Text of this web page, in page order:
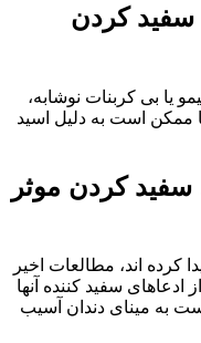
سفید کردن
یا بی کربنات نوشابه،
ممکن است به دلیل اسید
سفید کردن موثر
کرده اند، مطالعات اخیر
سفید کننده آنها
به مینای دندان آسیب